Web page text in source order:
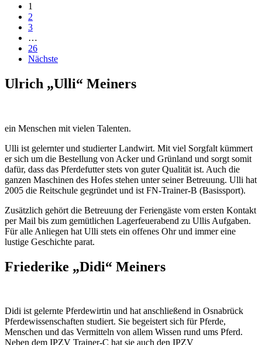
1
2
3
…
26
Nächste
Ulrich „Ulli“ Meiners
ein Menschen mit vielen Talenten.
Ulli ist gelernter und studierter Landwirt. Mit viel Sorgfalt kümmert
er sich um die Bestellung von Acker und Grünland und sorgt somit
dafür, dass das Pferdefutter stets von guter Qualität ist. Auch die
ganzen Maschinen des Hofes stehen unter seiner Betreuung. Ulli hat
2005 die Reitschule gegründet und ist FN-Trainer-B (Basissport).
Zusätzlich gehört die Betreuung der Feriengäste vom ersten Kontakt
per Mail bis zum gemütlichen Lagerfeuerabend zu Ullis Aufgaben.
Für alle Anliegen hat Ulli stets ein offenes Ohr und immer eine
lustige Geschichte parat.
Friederike „Didi“ Meiners
Didi ist gelernte Pferdewirtin und hat anschließend in Osnabrück
Pferdewissenschaften studiert. Sie begeistert sich für Pferde,
Menschen und das Vermitteln von allem Wissen rund ums Pferd.
Neben dem IPZV Trainer-C hat sie auch den IPZV